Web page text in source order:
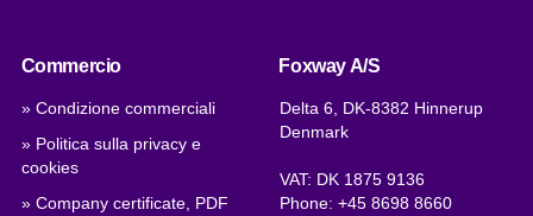
Commercio
» Condizione commerciali
» Politica sulla privacy e
cookies
» Company certificate, PDF
Foxway A/S
Delta 6, DK-8382 Hinnerup
Denmark
VAT: DK 1875 9136
Phone:+45 8698 8660